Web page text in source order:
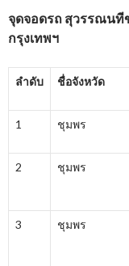
จุดจอดรถ สุวรรณนที
กรุงเทพฯ
ลำดับ ชื่อจังหวัด
1 ชุมพร
2 ชุมพร
3 ชุมพร